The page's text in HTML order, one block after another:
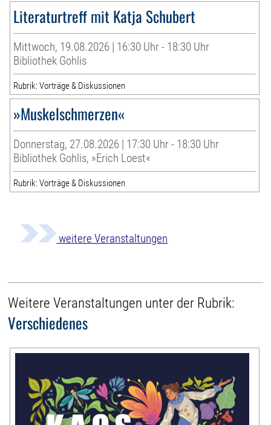
Literaturtreff mit Katja Schubert
Mittwoch, 19.08.2026 | 16:30 Uhr - 18:30 Uhr
Bibliothek Gohlis
Rubrik: Vorträge & Diskussionen
»Muskelschmerzen«
Donnerstag, 27.08.2026 | 17:30 Uhr - 18:30 Uhr
Bibliothek Gohlis, »Erich Loest«
Rubrik: Vorträge & Diskussionen
weitere Veranstaltungen
Weitere Veranstaltungen unter der Rubrik:
Verschiedenes